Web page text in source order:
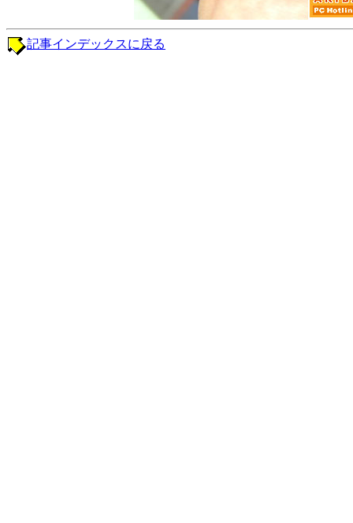
記事インデックスに戻る